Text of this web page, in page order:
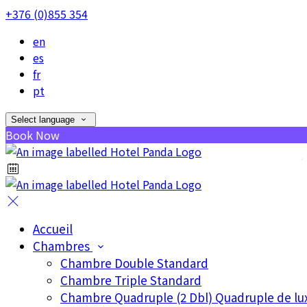
+376 (0)855 354
en
es
fr
pt
Select language
Book Now
Accueil
Chambres
Chambre Double Standard
Chambre Triple Standard
Chambre Quadruple (2 Dbl) Quadruple de